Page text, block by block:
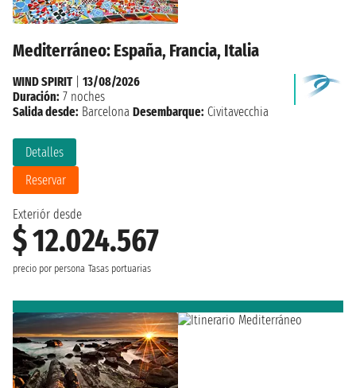
Mediterráneo: España, Francia, Italia
Exteriór desde
$ 12.024.567
precio por persona Tasas portuarias
Detalles
Reservar
WIND SPIRIT| 13/08/2026
Duración: 7 noches
Salida desde: Barcelona Desembarque: Civitavecchia